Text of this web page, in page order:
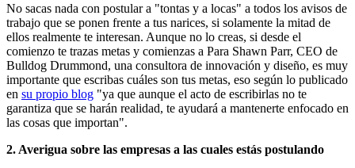
No sacas nada con postular a "tontas y a locas" a todos los avisos de
trabajo que se ponen frente a tus narices, si solamente la mitad de
ellos realmente te interesan. Aunque no lo creas, si desde el
comienzo te trazas metas y comienzas a Para Shawn Parr, CEO de
Bulldog Drummond, una consultora de innovación y diseño, es muy
importante que escribas cuáles son tus metas, eso según lo publicado
en su propio blog "ya que aunque el acto de escribirlas no te
garantiza que se harán realidad, te ayudará a mantenerte enfocado en
las cosas que importan".
2. Averigua sobre las empresas a las cuales estás postulando